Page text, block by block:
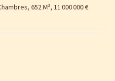
652 M², 11 000 000 €